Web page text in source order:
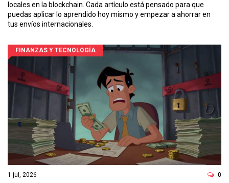
locales en la blockchain. Cada artículo está pensado para que
puedas aplicar lo aprendido hoy mismo y empezar a ahorrar en
tus envíos internacionales.
FINANZAS Y TECNOLOGÍA
1 jul, 2026 0